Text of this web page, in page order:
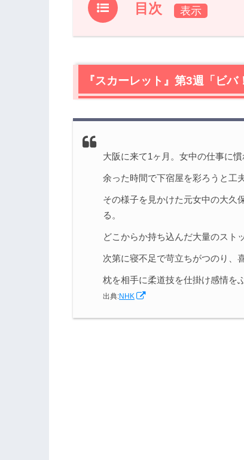
目次
1.『スカーレット』第3週「ビバ！
3.『スカーレット』第3週（第17話
3.1喜美子（戸田恵梨香）の心遣
3.2日に日に溜まるのは、段ボー
子（三林京子）の想いが苛烈する
4.『スカーレット』第3週（第17話
5.『スカーレット』をフルで見れ
6.『スカーレット』他話のネタバレ
『スカーレット』第3週「ビ
大阪に来て1ヶ月。女中の仕事に
余った時間で下宿屋を彩ろうと工
その様子を見かけた元女中の大久
る。
どこからか持ち込んだ大量のスト
次第に寝不足で苛立ちがつのり、
枕を相手に柔道技を仕掛け感情を
出典:NHK